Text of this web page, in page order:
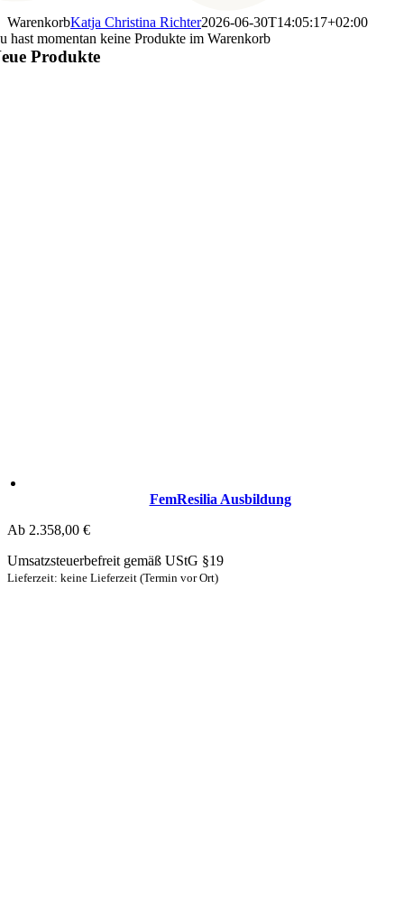
WarenkorbKatja Christina Richter2026-06-30T14:05:17+02:00
hast momentan keine Produkte im Warenkorb
Produkte
FemResilia Ausbildung
Ab 2.358,00 €
Umsatzsteuerbefreit gemäß UStG §19
Lieferzeit: keine Lieferzeit (Termin vor Ort)